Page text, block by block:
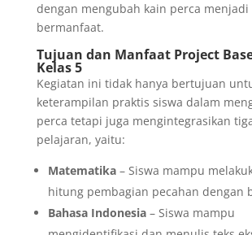
dengan mengubah kain perca
bermanfaat.
Tujuan dan Manfaat Project
Kelas 5
Kegiatan ini tidak hanya bertujuan
keterampilan praktis siswa dalam
perca tetapi juga mengintegrasikan
pelajaran, yaitu:
Matematika– Siswa mampu
hitung pembagian pecahan dengan
Bahasa Indonesia– Siswa mampu